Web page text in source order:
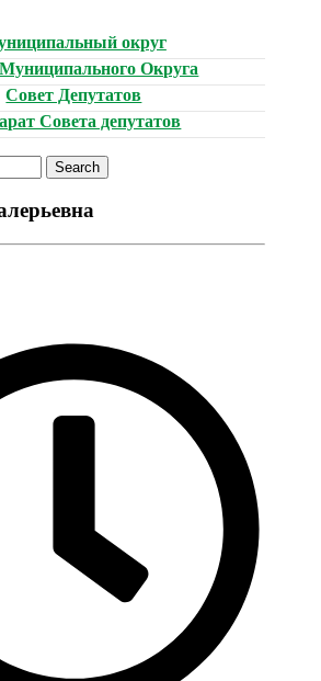
округ
Округа
Совет Депутатов
Совета депутатов
Search